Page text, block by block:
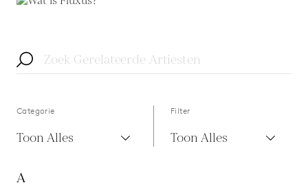
Categorie
Toon Alles
Filter
Toon Alles
A